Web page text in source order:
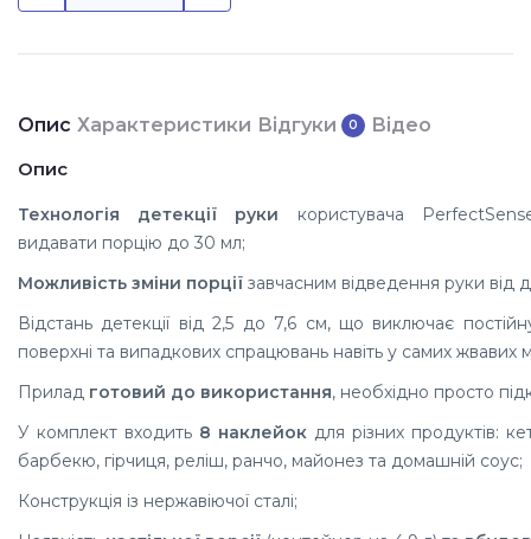
Опис Характеристики Відгуки 0
Відео
Опис
Технологія детекції руки користувача
видавати порцію до 30 мл;
Можливість зміни порції завчасним відведення руки від
Відстань детекції від 2,5 до 7,6 см, що виключає
поверхні та випадкових спрацювань навіть у самих жвавих
Прилад готовий до використання, необхідно просто
У комплект входить 8 наклейок для різних продуктів:
барбекю, гірчиця, реліш, ранчо, майонез та домашній соус;
Конструкція із нержавіючої сталі;